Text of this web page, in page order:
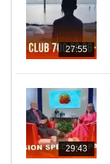
27:55
29:43